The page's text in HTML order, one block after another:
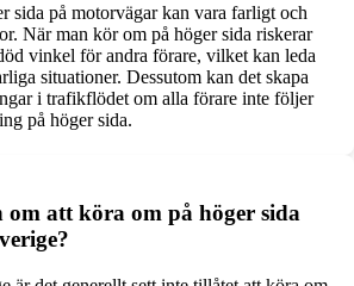
sida på motorvägar kan vara farligt och
När man kör om på höger sida riskerar
vinkel för andra förare, vilket kan leda
situationer. Dessutom kan det skapa
i trafikflödet om alla förare inte följer
på höger sida.
om att köra om på höger sida